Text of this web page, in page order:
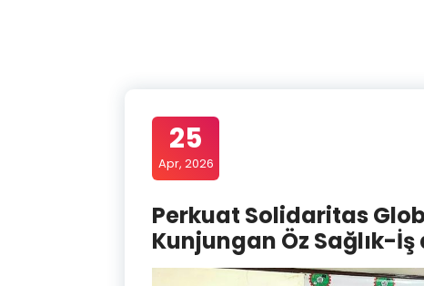
25
Apr, 2026
Perkuat Solidaritas
Kunjungan Öz Sağlık-